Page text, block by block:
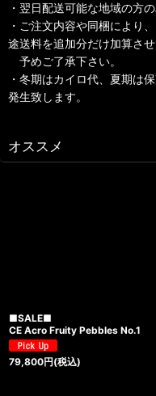
・翌日配送可能な地域の方
・ご注文内容や同梱により
途送料を追加分だけ加算させ
予めご了承下さい。
・冬期はカイロ代、夏期は
発生致します。
オススメ
■SALE■
CE Acro Fruity Pebbles No.1
79,800円(税込)